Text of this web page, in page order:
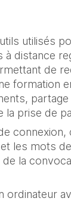
utilisés
à distance
de
formation
partage
la prise de
connexion,
les mots
la
ordinateur